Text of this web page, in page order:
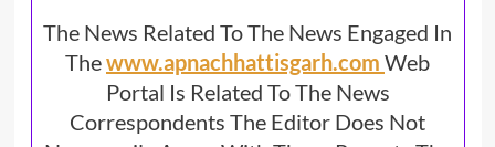
The News Related To The News Engaged In
Thewww.apnachhattisgarh.com Web
Portal Is Related To The News
Correspondents The Editor Does Not